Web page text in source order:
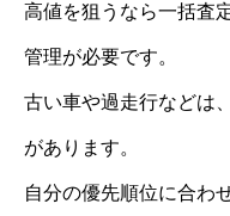
高値を狙うなら一括査
管理が必要です。
古い車や過走行などは
があります。
自分の優先順位に合わ